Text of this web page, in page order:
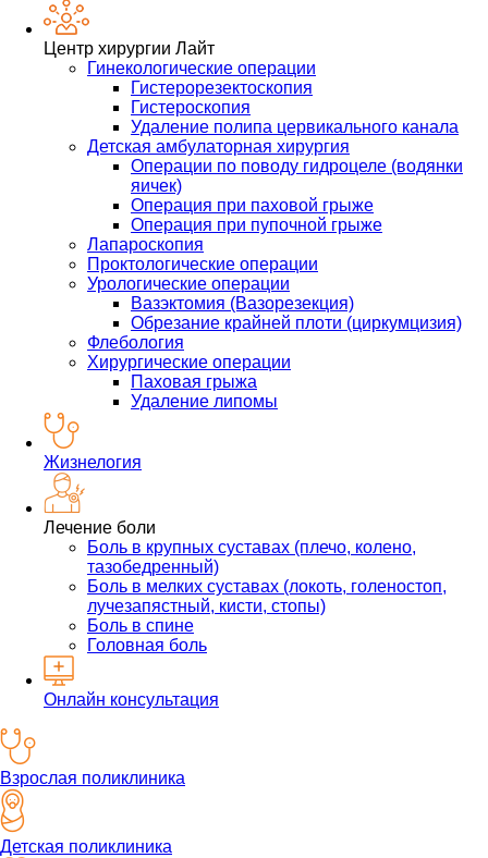
Центр хирургии Лайт
Гинекологические операции
Гистерорезектоскопия
Гистероскопия
Удаление полипа цервикального канала
Детская амбулаторная хирургия
Операции по поводу гидроцеле (водянки
яичек)
Операция при паховой грыже
Операция при пупочной грыже
Лапароскопия
Проктологические операции
Урологические операции
Вазэктомия (Вазорезекция)
Обрезание крайней плоти (циркумцизия)
Флебология
Хирургические операции
Паховая грыжа
Удаление липомы
Жизнелогия
Лечение боли
Боль в крупных суставах (плечо, колено,
тазобедренный)
Боль в мелких суставах (локоть, голеностоп,
лучезапястный, кисти, стопы)
Боль в спине
Головная боль
Онлайн консультация
Взрослая поликлиника
Детская поликлиника